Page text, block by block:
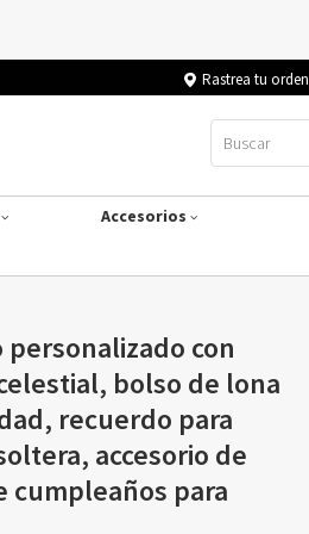
Rastrea tu orden
Accesorios
personalizado con
bolso de lona
recuerdo para
accesorio de
cumpleaños para